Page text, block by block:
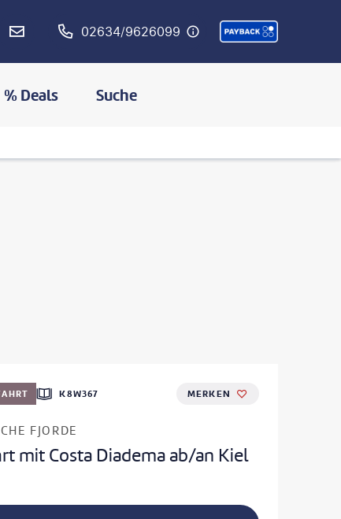
02634/9626099
% Deals Suche
K8W367 MERKEN
FJORDE
mit Costa Diadema ab/an Kiel